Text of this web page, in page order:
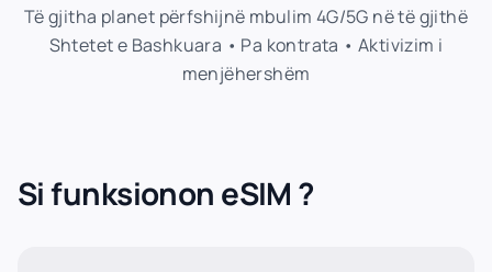
Të gjitha planet përfshijnë mbulim 4G/5G në të gjithë
Shtetet e Bashkuara • Pa kontrata • Aktivizim i
menjëhershëm
Si funksionon eSIM ?